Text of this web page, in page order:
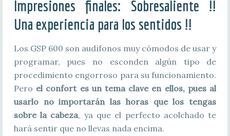
Impresiones finales: Sobresaliente !!
Una experiencia para los sentidos !!
Los GSP 600 son audífonos muy cómodos de usar y
programar, pues no esconden algún tipo de
procedimiento engorroso para su funcionamiento.
Pero el confort es un tema clave en ellos, pues al
usarlo no importarán las horas que los tengas
sobre la cabeza, ya que el perfecto acolchado te
hará sentir que no llevas nada encima.